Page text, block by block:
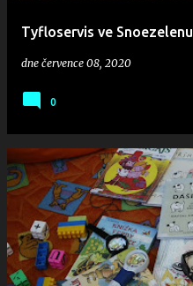
Tyfloservis ve Snoezelenu
dne července 08, 2020
0